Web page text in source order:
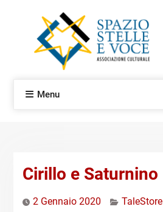
Menu
Cirillo e Saturnino
2 Gennaio 2020 TaleStore